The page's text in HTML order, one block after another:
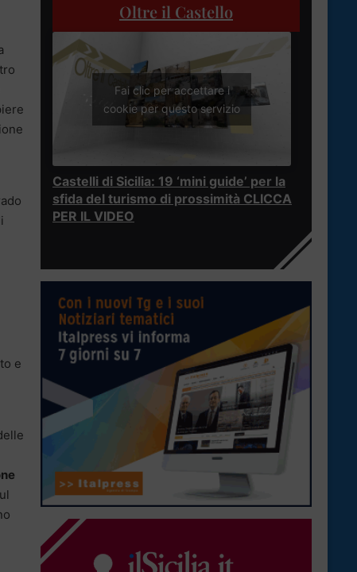
e
Oltre il Castello
Fai clic per accettare i
cookie per questo servizio
Castelli di Sicilia: 19 ‘mini guide’ per la
sfida del turismo di prossimità CLICCA
PER IL VIDEO